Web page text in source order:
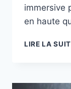
immersive
en haute
LIRE LA